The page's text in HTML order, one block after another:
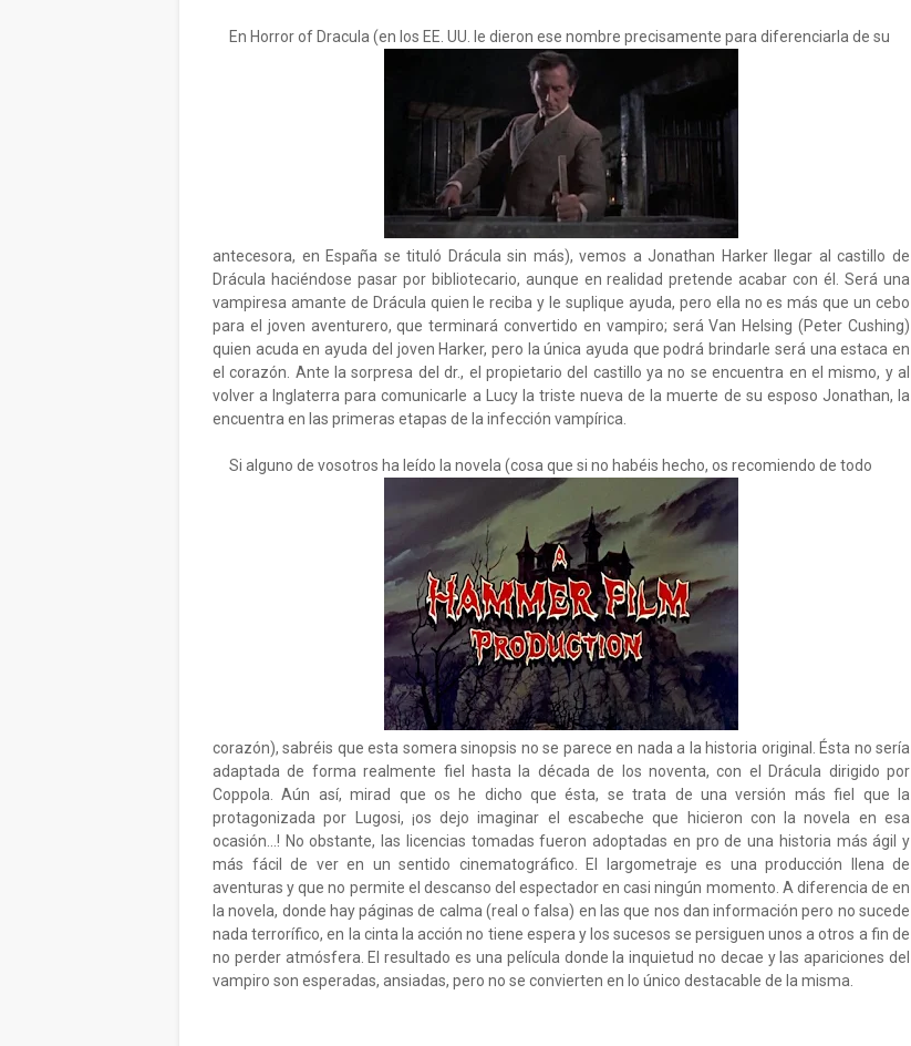
En Horror of Dracula (en los EE. UU. le dieron ese nombre precisamente para diferenciarla de su
antecesora, en España se tituló Drácula sin más), vemos a Jonathan Harker llegar al castillo de
Drácula haciéndose pasar por bibliotecario, aunque en realidad pretende acabar con él. Será una
vampiresa amante de Drácula quien le reciba y le suplique ayuda, pero ella no es más que un cebo
para el joven aventurero, que terminará convertido en vampiro; será Van Helsing (Peter Cushing)
quien acuda en ayuda del joven Harker, pero la única ayuda que podrá brindarle será una estaca en
el corazón. Ante la sorpresa del dr., el propietario del castillo ya no se encuentra en el mismo, y al
volver a Inglaterra para comunicarle a Lucy la triste nueva de la muerte de su esposo Jonathan, la
encuentra en las primeras etapas de la infección vampírica.
Si alguno de vosotros ha leído la novela (cosa que si no habéis hecho, os recomiendo de todo
corazón), sabréis que esta somera sinopsis no se parece en nada a la historia original. Ésta no sería
adaptada de forma realmente fiel hasta la década de los noventa, con el Drácula dirigido por
Coppola. Aún así, mirad que os he dicho que ésta, se trata de una versión más fiel que la
protagonizada por Lugosi, ¡os dejo imaginar el escabeche que hicieron con la novela en esa
ocasión...! No obstante, las licencias tomadas fueron adoptadas en pro de una historia más ágil y
más fácil de ver en un sentido cinematográfico. El largometraje es una producción llena de
aventuras y que no permite el descanso del espectador en casi ningún momento. A diferencia de en
la novela, donde hay páginas de calma (real o falsa) en las que nos dan información pero no sucede
nada terrorífico, en la cinta la acción no tiene espera y los sucesos se persiguen unos a otros a fin de
no perder atmósfera. El resultado es una película donde la inquietud no decae y las apariciones del
vampiro son esperadas, ansiadas, pero no se convierten en lo único destacable de la misma.